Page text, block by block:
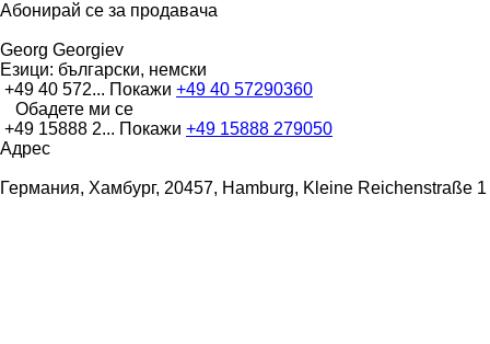
Абонирай се за продавача
Georg Georgiev
Езици: български, немски
+49 40 572... Покажи +49 40 57290360
Обадете ми се
+49 15888 2... Покажи +49 15888 279050
Адрес
Германия, Хамбург, 20457, Hamburg, Kleine Reichenstraße 1